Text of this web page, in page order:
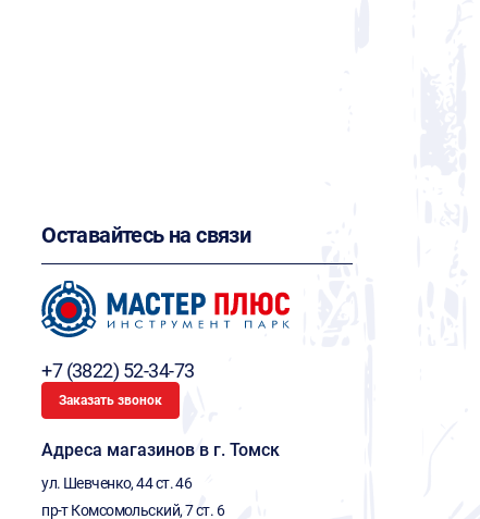
Оставайтесь на связи
+7 (3822) 52-34-73
Заказать звонок
Адреса магазинов в г. Томск
ул. Шевченко, 44 ст. 46
пр-т Комсомольский, 7 ст. 6